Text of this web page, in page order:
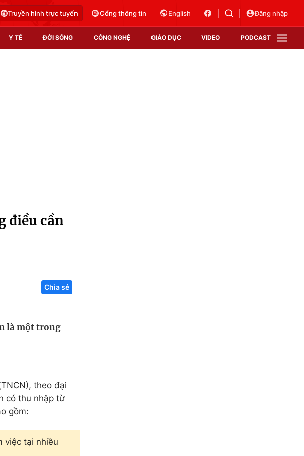
Truyền hình trực tuyến Cổng thông tin English Đăng nhập
Y TẾ ĐỜI SỐNG CÔNG NGHỆ GIÁO DỤC VIDEO PODCAST
Infographic
Hitech Công nghệ tương lai
Thị trường
điều cần
Chia sẻ
là một trong
theo đại
có thu nhập từ
gồm:
việc tại nhiều